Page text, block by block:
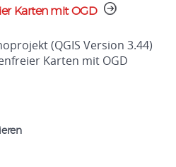
Karten mit OGD
(QGIS Version 3.44)
Karten mit OGD